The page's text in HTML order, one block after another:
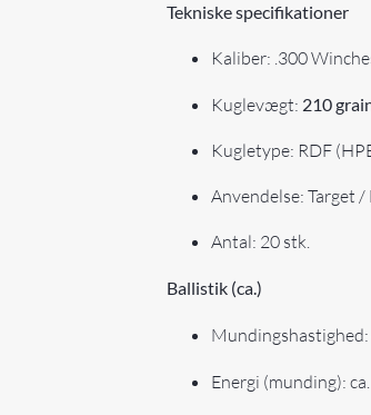
Tekniske specifikationer
Kaliber: .300
Kuglevægt: 210
Kugletype: RDF
Anvendelse: Target
Antal: 20 stk.
Ballistik (ca.)
Mundingshastighed:
Energi (munding): ca.